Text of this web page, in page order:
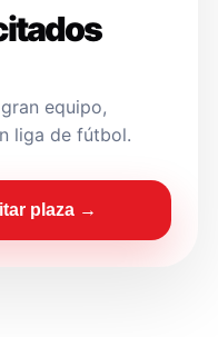
equipo,
liga de fútbol.
plaza →